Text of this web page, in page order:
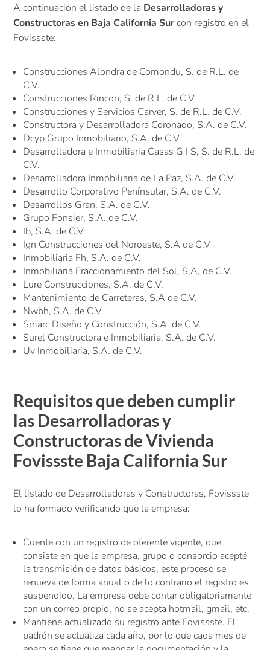
A continuación el listado de la Desarrolladoras y
Constructoras en Baja California Surcon registro en el
Fovissste:
Construcciones Alondra de Comondu, S. de R.L. de
C.V.
Construcciones Rincon, S. de R.L. de C.V.
Construcciones y Servicios Carver, S. de R.L. de C.V.
Constructora y Desarrolladora Coronado, S.A. de C.V.
Dcyp Grupo Inmobiliario, S.A. de C.V.
Desarrolladora e Inmobiliaria Casas G I S, S. de R.L. de
C.V.
Desarrolladora Inmobiliaria de La Paz, S.A. de C.V.
Desarrollo Corporativo Penínsular, S.A. de C.V.
Desarrollos Gran, S.A. de C.V.
Grupo Fonsier, S.A. de C.V.
Ib, S.A. de C.V.
Ign Construcciones del Noroeste, S.A de C.V
Inmobiliaria Fh, S.A. de C.V.
Inmobiliaria Fraccionamiento del Sol, S,A, de C.V.
Lure Construcciones, S.A. de C.V.
Mantenimiento de Carreteras, S.A de C.V.
Nwbh, S.A. de C.V.
Smarc Diseño y Construcción, S.A. de C.V.
Surel Constructora e Inmobiliaria, S.A. de C.V.
Uv Inmobiliaria, S.A. de C.V.
Requisitos que deben cumplir
las Desarrolladoras y
Constructoras de Vivienda
Fovissste Baja California Sur
El listado de Desarrolladoras y Constructoras, Fovissste
lo ha formado verificando que la empresa:
Cuente con un registro de oferente vigente, que
consiste en que la empresa, grupo o consorcio acepté
la transmisión de datos básicos, este proceso se
renueva de forma anual o de lo contrario el registro es
suspendido. La empresa debe contar obligatoriamente
con un correo propio, no se acepta hotmail, gmail, etc.
Mantiene actualizado su registro ante Fovissste. El
padrón se actualiza cada año, por lo que cada mes de